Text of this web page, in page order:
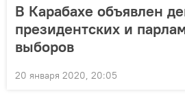
В Карабахе объявлен
президентских и
выборов
20 января 2020, 20:05